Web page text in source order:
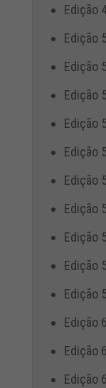
Edição
Edição
Edição
Edição
Edição
Edição
Edição
Edição
Edição
Edição
Edição
Edição
Edição
Edição